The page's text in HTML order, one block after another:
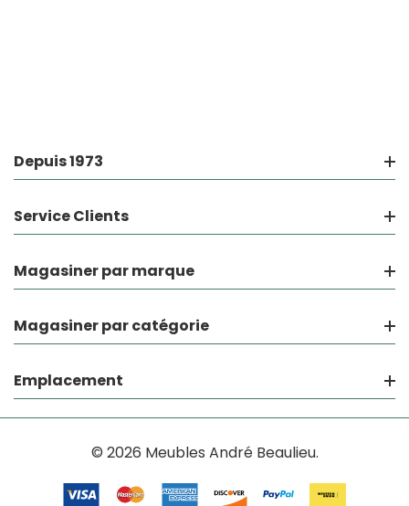
Depuis 1973
Service Clients
Magasiner par marque
Magasiner par catégorie
Emplacement
© 2026 Meubles André Beaulieu.